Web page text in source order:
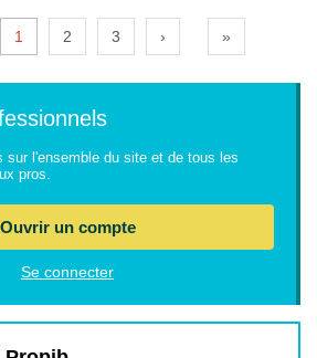
1 2 3 › »
sur l'ensemble du site et de tous les
pros.
Ouvrir un compte
Se connecter